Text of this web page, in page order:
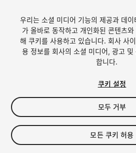
1/6
$9.90
세금/부가세는 결제 시 반영됩니다.
우리는 소셜 미디어 기능의 제공과 데
가 올바로 동작하고 개인화된 콘텐츠
해 쿠키를 사용하고 있습니다. 회사 사
용 정보를 회사의 소셜 미디어, 광고 및
합니다.
쿠키 설정
모두 거부
모든 쿠키 허용